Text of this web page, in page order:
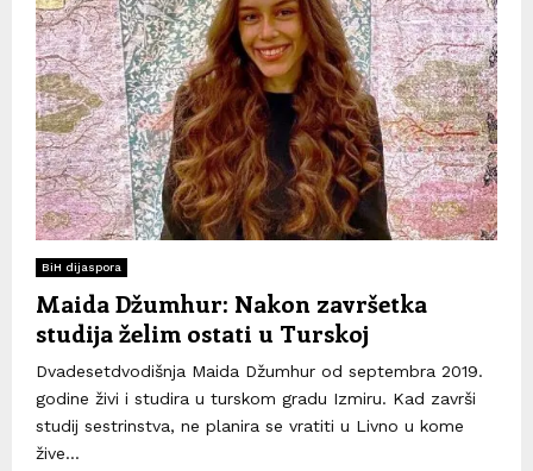
BiH dijaspora
Maida Džumhur: Nakon završetka
studija želim ostati u Turskoj
Dvadesetdvodišnja Maida Džumhur od septembra 2019.
godine živi i studira u turskom gradu Izmiru. Kad završi
studij sestrinstva, ne planira se vratiti u Livno u kome
žive...